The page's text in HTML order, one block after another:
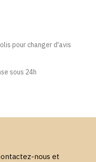
pour changer d'avis
sous 24h
nous et